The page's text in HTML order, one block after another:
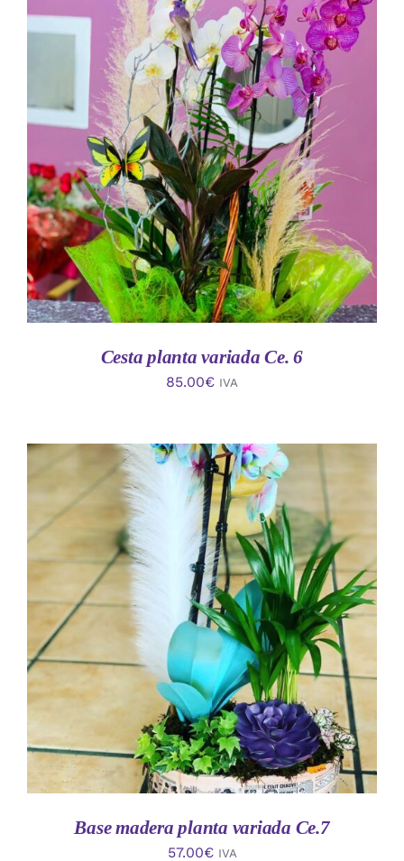
AÑADIR AL CARRITO
/
DETALLES
Cesta planta variada Ce. 6
85.00€ IVA
AÑADIR AL CARRITO
/
DETALLES
Base madera planta variada Ce.7
57.00€ IVA